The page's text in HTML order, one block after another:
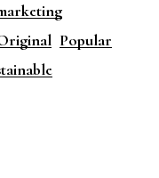
Popular